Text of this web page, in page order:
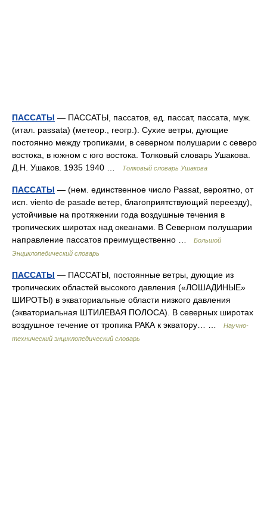
ПАССАТЫ — ПАССАТЫ, пассатов, ед. пассат, пассата, муж.
(итал. passata) (метеор., геогр.). Сухие ветры, дующие
постоянно между тропиками, в северном полушарии с северо
востока, в южном с юго востока. Толковый словарь Ушакова.
Д.Н. Ушаков. 1935 1940 …
Толковый словарь Ушакова
ПАССАТЫ — (нем. единственное число Passat, вероятно, от
исп. viento de pasade ветер, благоприятствующий переезду),
устойчивые на протяжении года воздушные течения в
тропических широтах над океанами. В Северном полушарии
направление пассатов преимущественно …
Большой
Энциклопедический словарь
ПАССАТЫ — ПАССАТЫ, постоянные ветры, дующие из
тропических областей высокого давления («ЛОШАДИНЫЕ»
ШИРОТЫ) в экваториальные области низкого давления
(экваториальная ШТИЛЕВАЯ ПОЛОСА). В северных широтах
воздушное течение от тропика РАКА к экватору… …
Научно-
технический энциклопедический словарь